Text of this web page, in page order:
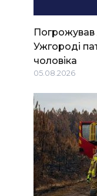
Ужгороді
чоловіка
05.08.2026